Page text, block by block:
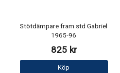
Stötdämpare fram std Gabriel
1965-96
825 kr
Köp